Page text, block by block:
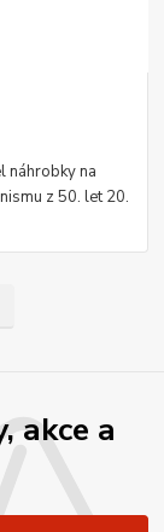
náhrobky na
z 50. let 20.
akce a